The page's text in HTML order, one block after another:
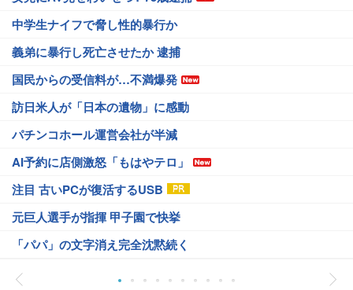
中学生ナイフで脅し性的暴行か
義弟に暴行し死亡させたか 逮捕
国民からの受信料が…不満爆発
訪日米人が「日本の遺物」に感動
パチンコホール運営会社が半減
AI予約に店側激怒「もはやテロ」
注目 古いPCが復活するUSB
元巨人選手が指揮 甲子園で快挙
「パパ」の文字消え完全沈黙続く